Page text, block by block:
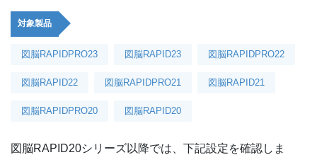
対象製品
図脳RAPIDPRO23 図脳RAPID23 図脳RAPIDPRO22
図脳RAPID22 図脳RAPIDPRO21 図脳RAPID21
図脳RAPIDPRO20 図脳RAPID20
図脳RAPID20シリーズ以降では、下記設定を確認しま